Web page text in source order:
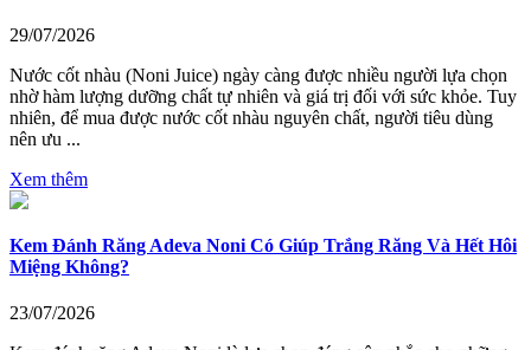
29/07/2026
Nước cốt nhàu (Noni Juice) ngày càng được nhiều người lựa chọn
nhờ hàm lượng dưỡng chất tự nhiên và giá trị đối với sức khỏe. Tuy
nhiên, để mua được nước cốt nhàu nguyên chất, người tiêu dùng
nên ưu ...
Xem thêm
Kem Đánh Răng Adeva Noni Có Giúp Trắng Răng Và Hết Hôi
Miệng Không?
23/07/2026